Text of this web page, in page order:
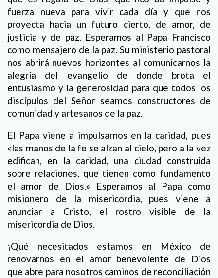
fuerza nueva para vivir cada día y que nos
proyecta hacia un futuro cierto, de amor, de
justicia y de paz. Esperamos al Papa Francisco
como mensajero de la paz. Su ministerio pastoral
nos abrirá nuevos horizontes al comunicarnos la
alegría del evangelio de donde brota el
entusiasmo y la generosidad para que todos los
discípulos del Señor seamos constructores de
comunidad y artesanos de la paz.
El Papa viene a impulsarnos en la caridad, pues
«las manos de la fe se alzan al cielo, pero a la vez
edifican, en la caridad, una ciudad construida
sobre relaciones, que tienen como fundamento
el amor de Dios.» Esperamos al Papa como
misionero de la misericordia, pues viene a
anunciar a Cristo, el rostro visible de la
misericordia de Dios.
¡Qué necesitados estamos en México de
renovarnos en el amor benevolente de Dios
que abre para nosotros caminos de reconciliación